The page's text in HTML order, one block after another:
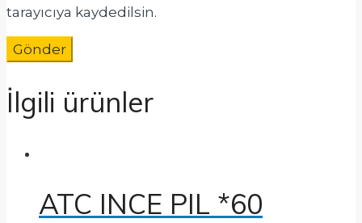
tarayıcıya kaydedilsin.
İlgili ürünler
ATC INCE PIL *60